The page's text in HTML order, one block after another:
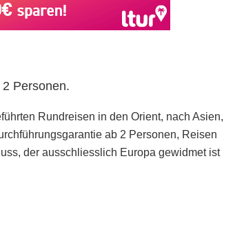
Personen.
Rundreisen in den Orient, nach Asien,
ab 2 Personen, Reisen
der ausschliesslich Europa gewidmet ist